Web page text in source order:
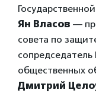
Ян Власов —
совета по
сопредседатель
общественных
Дмитрий